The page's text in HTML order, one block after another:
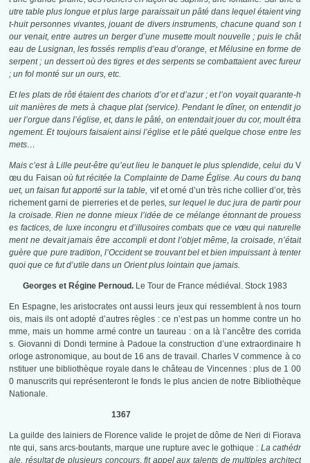
utre table plus longue et plus large paraissait un pâté dans lequel étaient ving
t-huit personnes vivantes, jouant de divers instruments, chacune quand son t
our venait, entre autres un berger d’une musette moult nouvelle ; puis le chât
eau de Lusignan, les fossés remplis d’eau d’orange, et Mélusine en forme de
serpent ; un dessert où des tigres et des serpents se combattaient avec fureur
; un fol monté sur un ours, etc.
Et les plats de rôti étaient des chariots d’or et d’azur ; et l’on voyait quarante-h
uit manières de mets à chaque plat (service). Pendant le dîner, on entendit jo
uer l’orgue dans l’église, et, dans le pâté, on entendait jouer du cor, moult étra
ngement. Et toujours faisaient ainsi l’église et le pâté quelque chose entre les
mets…
Mais c’est à Lille peut-être qu’eut lieu le banquet le plus splendide, celui du V
œu du Faisan où fut récitée la Complainte de Dame Église. Au cours du banq
uet, un faisan fut apporté sur la table, vif et orné d’un très riche collier d’or, très
richement garni de pierreries et de perles, sur lequel le duc jura de partir pour
la croisade. Rien ne donne mieux l’idée de ce mélange étonnant de prouess
es factices, de luxe incongru et d’illusoires combats que ce vœu qui naturelle
ment ne devait jamais être accompli et dont l’objet même, la croisade, n’était
guère que pure tradition, l’Occident se trouvant bel et bien impuissant à tenter
quoi que ce fut d’utile dans un Orient plus lointain que jamais.
Georges et Régine Pernoud. Le Tour de France médiéval. Stock 1983
En Espagne, les aristocrates ont aussi leurs jeux qui ressemblent à nos tourn
ois, mais ils ont adopté d’autres règles : ce n’est pas un homme contre un ho
mme, mais un homme armé contre un taureau : on a là l’ancêtre des corrida
s. Giovanni di Dondi termine à Padoue la construction d’une extraordinaire h
orloge astronomique, au bout de 16 ans de travail. Charles V commence à co
nstituer une bibliothèque royale dans le château de Vincennes : plus de 1 00
0 manuscrits qui représenteront le fonds le plus ancien de notre Bibliothèque
Nationale.
1367
La guilde des lainiers de Florence valide le projet de dôme de Neri di Fiorava
nte qui, sans arcs-boutants, marque une rupture avec le gothique : La cathédr
ale, résultat de plusieurs concours, fit appel aux talents de multiples architect